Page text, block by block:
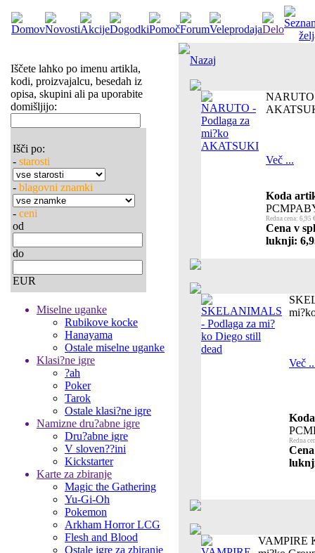
Iščete lahko po imenu artikla,
kodi, proizvajalcu, besedah iz
opisa, skupini ali pa uporabite
domišljijo:
Išči po:
- starosti
- blagovni znamki
- ceni
od
do
EUR
Miselne uganke
Rubikove kocke
Hanayama
Ostale miselne uganke
Klasi?ne igre
?ah
Poker
Tarok
Ostale klasi?ne igre
Namizne dru?abne igre
Dru?abne igre
V sloven??ini
Kickstarter
Karte za zbiranje
Magic the Gathering
Yu-Gi-Oh
Pokemon
Arkham Horror LCG
Flesh and Blood
Ostale igre za zbiranje
Nazaj
NARUTO
Več ...
Koda
Redna cena: 6,95
Cena v
luknji:
Več
Redna
VAMPIRE